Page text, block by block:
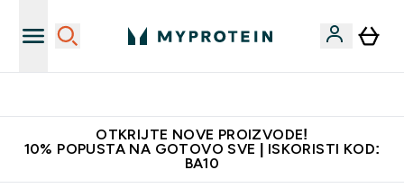
OTKRIJTE NOVE PROIZVODE!
10% POPUSTA NA GOTOVO SVE | ISKORISTI KOD:
BA10